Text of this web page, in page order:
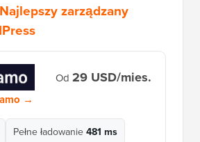
zarządzany
Od 29 USD/mies.
→
Pełne ładowanie 481 ms